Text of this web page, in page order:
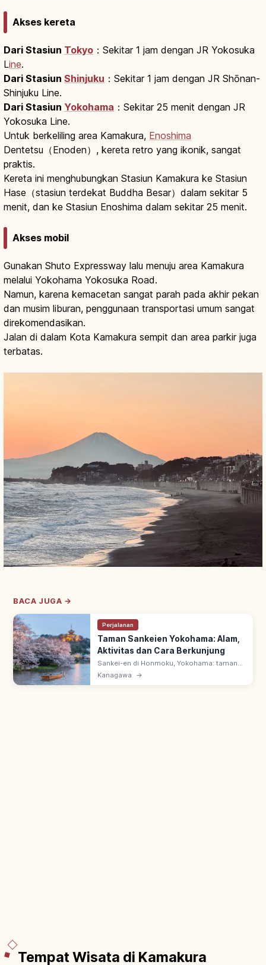
Akses kereta
Dari Stasiun Tokyo ：Sekitar 1 jam dengan JR Yokosuka
Line.
Dari Stasiun Shinjuku ：Sekitar 1 jam dengan JR Shōnan-
Shinjuku Line.
Dari Stasiun Yokohama ：Sekitar 25 menit dengan JR
Yokosuka Line.
Untuk berkeliling area Kamakura, Enoshima
Dentetsu（Enoden）, kereta retro yang ikonik, sangat
praktis.
Kereta ini menghubungkan Stasiun Kamakura ke Stasiun
Hase（stasiun terdekat Buddha Besar）dalam sekitar 5
menit, dan ke Stasiun Enoshima dalam sekitar 25 menit.
Akses mobil
Gunakan Shuto Expressway lalu menuju area Kamakura
melalui Yokohama Yokosuka Road.
Namun, karena kemacetan sangat parah pada akhir pekan
dan musim liburan, penggunaan transportasi umum sangat
direkomendasikan.
Jalan di dalam Kota Kamakura sempit dan area parkir juga
terbatas.
BACA JUGA →
Perjalanan
Taman Sankeien Yokohama: Alam,
Aktivitas dan Cara Berkunjung
Sankei-en di Honmoku, Yokohama: taman
Jepang 17,5 ha oleh Hara Tomitaro (Sankei),
pebisnis sutra mentah. Bangunan
Kanagawa →
Tempat Wisata di Kamakura